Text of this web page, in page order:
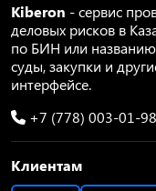
Kiberon - сервис
деловых рисков в
по БИН или
суды, закупки и
интерфейсе.
+7 (778) 003-01-98
Клиентам